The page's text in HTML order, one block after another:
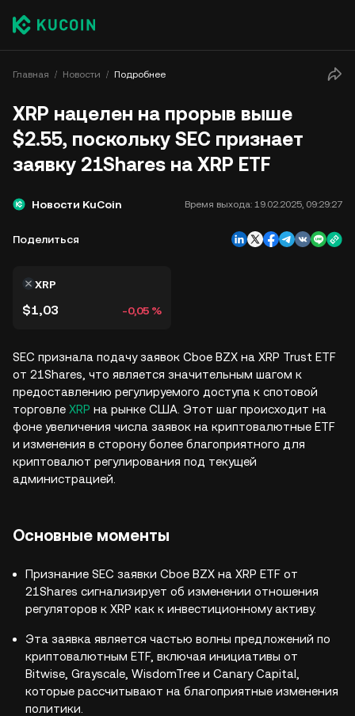
Главная Новости Подробнее
XRP нацелен на прорыв выше
$2.55, поскольку SEC признает
заявку 21Shares на XRP ETF
Новости KuCoin Время выхода: 19.02.2025, 09:29:27
Поделиться
XRP
$1,03 -0,05 %
SEC признала подачу заявок Cboe BZX на XRP Trust ETF
от 21Shares, что является значительным шагом к
предоставлению регулируемого доступа к спотовой
торговле XRP на рынке США. Этот шаг происходит на
фоне увеличения числа заявок на криптовалютные ETF
и изменения в сторону более благоприятного для
криптовалют регулирования под текущей
администрацией.
Основные моменты
Признание SEC заявки Cboe BZX на XRP ETF от
21Shares сигнализирует об изменении отношения
регуляторов к XRP как к инвестиционному активу.
Эта заявка является частью волны предложений по
криптовалютным ETF, включая инициативы от
Bitwise, Grayscale, WisdomTree и Canary Capital,
которые рассчитывают на благоприятные изменения
политики.